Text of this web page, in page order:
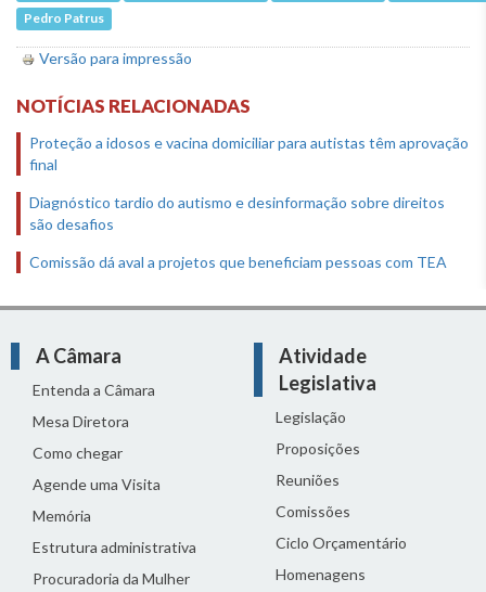
Pedro Patrus
Versão para impressão
NOTÍCIAS RELACIONADAS
Proteção a idosos e vacina domiciliar para autistas têm aprovação
final
Diagnóstico tardio do autismo e desinformação sobre direitos
são desafios
Comissão dá aval a projetos que beneficiam pessoas com TEA
A Câmara
Entenda a Câmara
Mesa Diretora
Como chegar
Agende uma Visita
Memória
Estrutura administrativa
Procuradoria da Mulher
Atividade
Legislativa
Legislação
Proposições
Reuniões
Comissões
Ciclo Orçamentário
Homenagens